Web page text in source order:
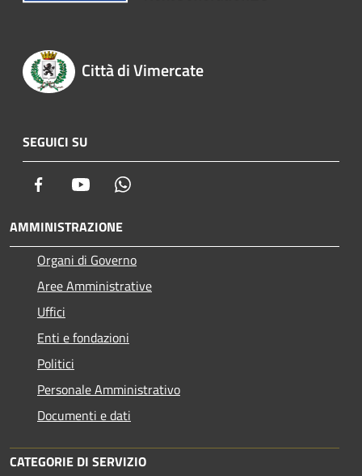
Città di Vimercate
SEGUICI SU
Facebook Youtube
AMMINISTRAZIONE
Organi di Governo
Aree Amministrative
Uffici
Enti e fondazioni
Politici
Personale Amministrativo
Documenti e dati
CATEGORIE DI SERVIZIO